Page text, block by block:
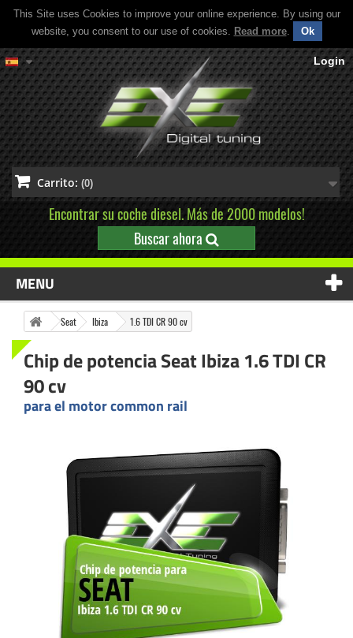
This Site uses Cookies to improve your online experience. By using our
website, you consent to our use of cookies. Read more. Ok
Login
Carrito: (0)
Encontrar su coche diesel. Más de 2000 modelos!
Buscar ahora
MENU
Seat Ibiza 1.6 TDI CR 90 cv
Chip de potencia Seat Ibiza 1.6 TDI CR
90 cv
para el motor common rail